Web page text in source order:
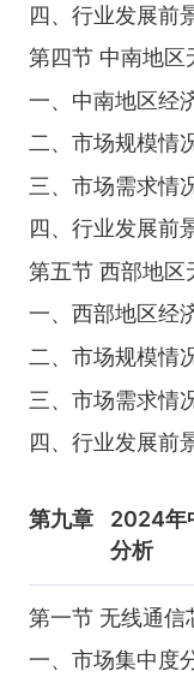
四、行业发展前
第四节 中南地区
一、中南地区经
二、市场规模情
三、市场需求情
四、行业发展前
第五节 西部地区
一、西部地区经
二、市场规模情
三、市场需求情
四、行业发展前
第九章
2024年
分析
第一节 无线通信
一、市场集中度